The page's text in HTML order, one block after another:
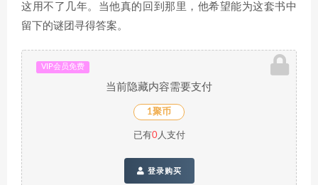
这用不了几年。当他真的回到那里，他希望能为这套书中
留下的谜团寻得答案。
VIP会员免费
当前隐藏内容需要支付
1聚币
已有0人支付
登录购买